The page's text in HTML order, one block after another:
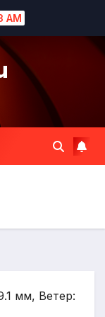
AM
мм, Ветер: